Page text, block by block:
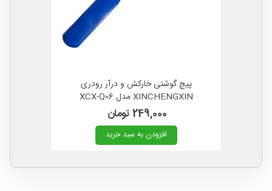
پیچ گوشتی خارکش و درآر رودری
XINCHENGXIN مدل XCX-Q06
249,000 تومان
افزودن به سبد خرید